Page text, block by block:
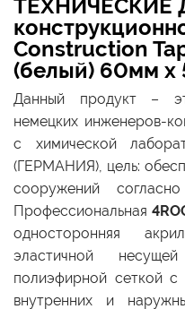
ТЕХНИЧЕСКИЕ
Construction
(белый) 60мм x
Данный продукт –
немецких инженеров-
с химической
(ГЕРМАНИЯ), цель:
сооружений
Профессиональная
односторонняя
эластичной
полиэфирной сеткой с
внутренних и